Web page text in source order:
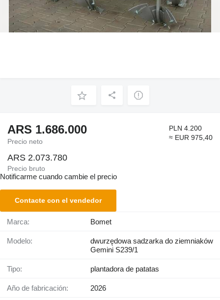
ARS 1.686.000
Precio neto
PLN 4.200
≈ EUR 975,40
ARS 2.073.780
Precio bruto
Notificarme cuando cambie el precio
Contacte con el vendedor
Marca: Bomet
Modelo:
dwurzędowa sadzarka do ziemniaków
Gemini S239/1
Tipo: plantadora de patatas
Año de fabricación: 2026